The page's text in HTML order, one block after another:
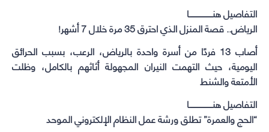
التفاصيل هنـــــــــــــــــــا
الرياض.. قصة المنزل الذي احترق 35 مرة خلال 7 أشهر!
أصاب 13 فردًا من أسرة واحدة بالرياض، الرعب، بسبب الحرائق
اليومية، حيث التهمت النيران المجهولة أثاثهم بالكامل، وظلت
الأمتعة والشنط
التفاصيل هنـــــــــــــــــــا
“الحج والعمرة” تطلق ورشة عمل النظام الإلكتروني الموحد